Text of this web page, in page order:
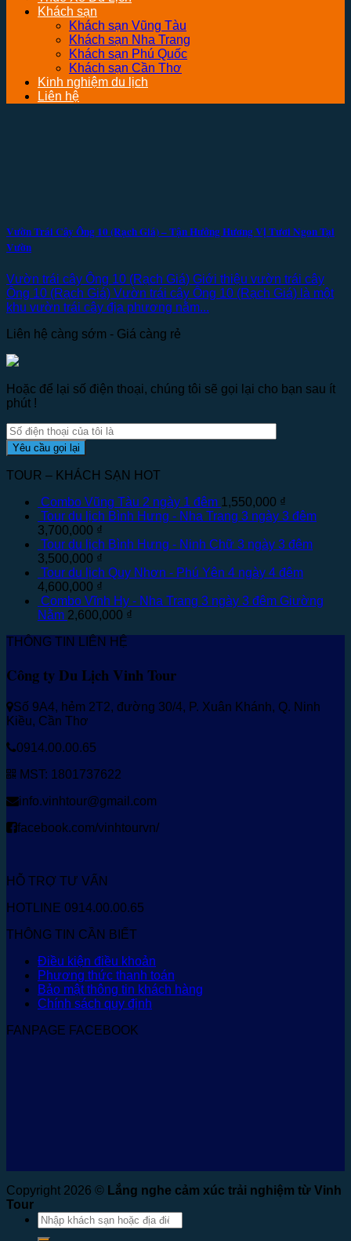
Khách sạn
Khách sạn Vũng Tàu
Khách sạn Nha Trang
Khách sạn Phú Quốc
Khách sạn Cần Thơ
Kinh nghiệm du lịch
Liên hệ
Vườn Trái Cây Ông 10 (Rạch Giá) – Tận Hưởng Hương Vị Tươi Ngon Tại
Vườn
Vườn trái cây Ông 10 (Rạch Giá) Giới thiệu vườn trái cây
Ông 10 (Rạch Giá) Vườn trái cây Ông 10 (Rạch Giá) là một
khu vườn trái cây địa phương nằm...
Liên hệ càng sớm - Giá càng rẻ
Hoặc để lại số điện thoại, chúng tôi sẽ gọi lại cho bạn sau ít
phút !
TOUR – KHÁCH SẠN HOT
Combo Vũng Tàu 2 ngày 1 đêm 1,550,000 ₫
Tour du lịch Bình Hưng - Nha Trang 3 ngày 3 đêm
3,700,000 ₫
Tour du lịch Bình Hưng - Ninh Chữ 3 ngày 3 đêm
3,500,000 ₫
Tour du lịch Quy Nhơn - Phú Yên 4 ngày 4 đêm
4,600,000 ₫
Combo Vĩnh Hy - Nha Trang 3 ngày 3 đêm Giường
Nằm 2,600,000 ₫
THÔNG TIN LIÊN HỆ
Công ty Du Lịch Vinh Tour
Số 9A4, hẻm 2T2, đường 30/4, P. Xuân Khánh, Q. Ninh
Kiều, Cần Thơ
0914.00.00.65
MST: 1801737622
info.vinhtour@gmail.com
facebook.com/vinhtourvn/
HỖ TRỢ TƯ VẤN
HOTLINE 0914.00.00.65
THÔNG TIN CẦN BIẾT
Điều kiện điều khoản
Phương thức thanh toán
Bảo mật thông tin khách hàng
Chính sách quy định
FANPAGE FACEBOOK
Copyright 2026 © Lắng nghe cảm xúc trải nghiệm từ Vinh
Tour
Tìm
kiếm: